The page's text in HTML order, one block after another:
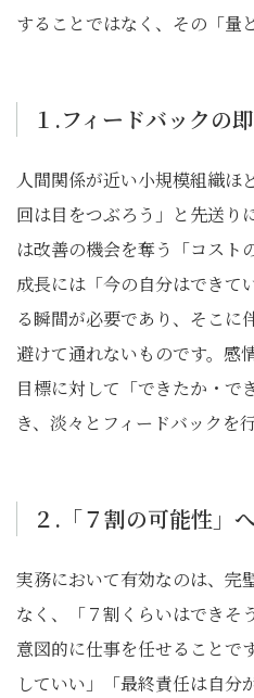
することではなく、その「量
１.フィードバックの
人間関係が近い小規模組織ほ
回は目をつぶろう」と先送り
は改善の機会を奪う「コスト
成長には「今の自分はできて
る瞬間が必要であり、そこに
避けて通れないものです。感
目標に対して「できたか・で
き、淡々とフィードバックを
２.「７割の可能性」
実務において有効なのは、完
なく、「７割くらいはできそ
意図的に仕事を任せることで
していい」「最終責任は自分